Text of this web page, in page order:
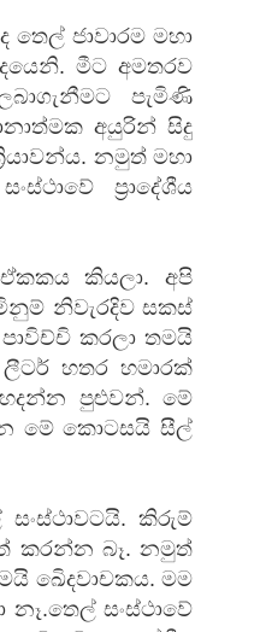
ජාවාරම මහා
මීට අමතරව
පැමිණි
අයුරින් සිදු
නමුත් මහා
ප්‍රාදේශීය
කියලා. අපි
නිවැරදිව සකස්
කරලා තමයි
හතර හමාරක්
පුළුවන්. මේ
මේ කොටසයි සීල්
කිරුම්
කරන්න බෑ. නමුත්
ඛිෙදවාචකය. මම
සංස්ථාවේ